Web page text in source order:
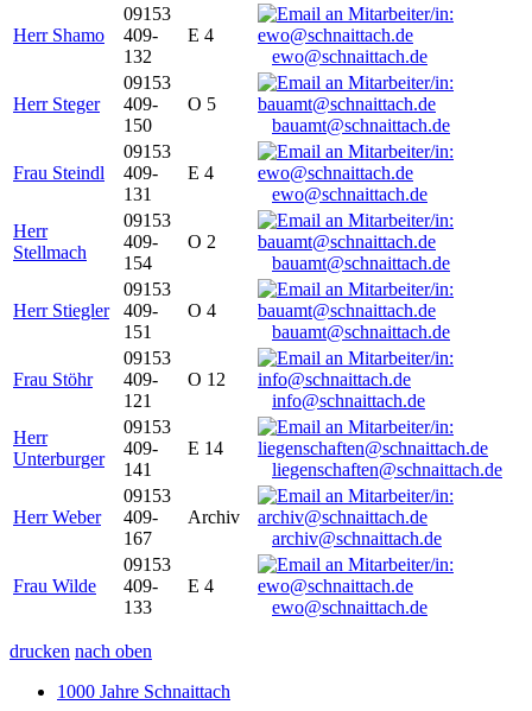
Herr Shamo
09153
409-
132
E 4
ewo@schnaittach.de
Herr Steger
09153
409-
150
O 5
bauamt@schnaittach.de
Frau Steindl
09153
409-
131
E 4
ewo@schnaittach.de
Herr
Stellmach
09153
409-
154
O 2
bauamt@schnaittach.de
Herr Stiegler
09153
409-
151
O 4
bauamt@schnaittach.de
Frau Stöhr
09153
409-
121
O 12
info@schnaittach.de
Herr
Unterburger
09153
409-
141
E 14
liegenschaften@schnaittach.de
Herr Weber
09153
409-
167
Archiv
archiv@schnaittach.de
Frau Wilde
09153
409-
133
E 4
ewo@schnaittach.de
drucken nach oben
1000 Jahre Schnaittach